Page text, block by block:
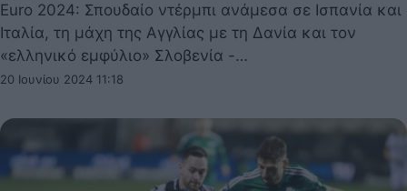
Euro 2024: Σπουδαίο ντέρμπι ανάμεσα σε Ισπανία και
Ιταλία, τη μάχη της Αγγλίας με τη Δανία και τον
«ελληνικό εμφύλιο» Σλοβενία -…
20 Ιουνίου 2024 11:18